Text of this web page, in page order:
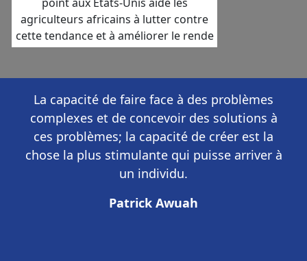
point aux États-Unis aide les
agriculteurs africains à lutter contre
cette tendance et à améliorer le rende
La capacité de faire face à des problèmes
complexes et de concevoir des solutions à
ces problèmes; la capacité de créer est la
chose la plus stimulante qui puisse arriver à
un individu.
Patrick Awuah